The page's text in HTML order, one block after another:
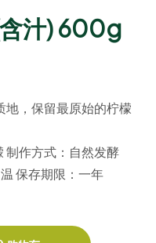
汁) 600g
地，保留最原始的柠檬
制作方式： 自然发酵
保存期限： 一年